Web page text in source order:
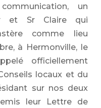
un
et Sr Claire qui
comme lieu
à Hermonville, le
officiellement
locaux et du
sur nos deux
leur Lettre de